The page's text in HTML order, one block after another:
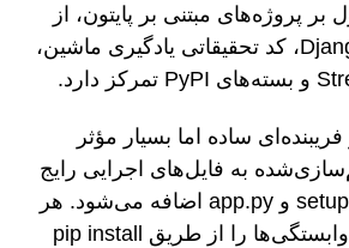
پروژه‌های مبتنی بر پایتون، از
جمله برنامه‌های Django، کد تحقیقاتی یادگیری ماشین،
ساده اما بسیار مؤثر
به فایل‌های اجرایی رایج
مانند setup.py، main.py و app.py اضافه می‌شود. هر
توسعه‌دهنده‌ای که وابستگی‌ها را از طریق pip install